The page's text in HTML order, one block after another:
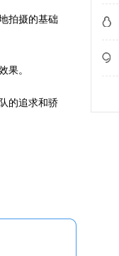
拍摄的基础
果。
的追求和骄